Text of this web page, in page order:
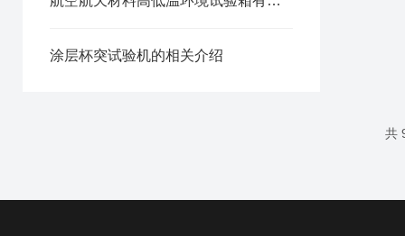
涂层杯突试验机的相关介绍
共